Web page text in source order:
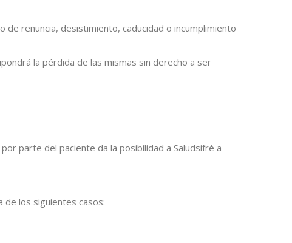
renuncia, desistimiento, caducidad o incumplimiento
la pérdida de las mismas sin derecho a ser
parte del paciente da la posibilidad a Saludsifré a
de los siguientes casos: